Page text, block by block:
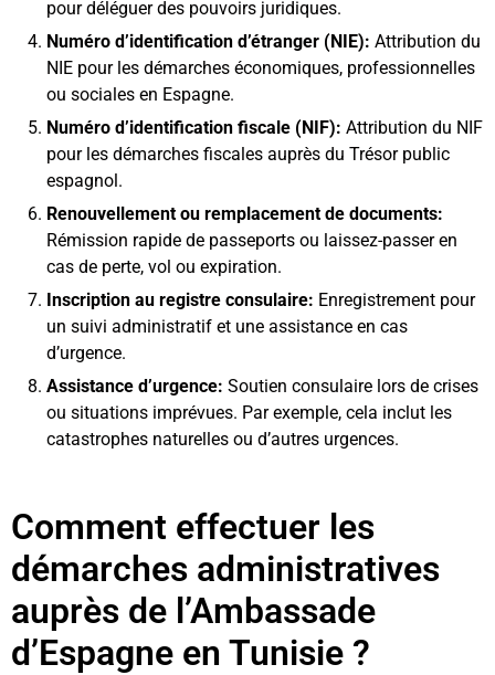
pour déléguer des pouvoirs juridiques.
Numéro d’identification d’étranger (NIE): Attribution du
NIE pour les démarches économiques, professionnelles
ou sociales en Espagne.
Numéro d’identification fiscale (NIF): Attribution du NIF
pour les démarches fiscales auprès du Trésor public
espagnol.
Renouvellement ou remplacement de documents:
Rémission rapide de passeports ou laissez-passer en
cas de perte, vol ou expiration.
Inscription au registre consulaire: Enregistrement pour
un suivi administratif et une assistance en cas
d’urgence.
Assistance d’urgence: Soutien consulaire lors de crises
ou situations imprévues. Par exemple, cela inclut les
catastrophes naturelles ou d’autres urgences.
Comment effectuer les
démarches administratives
auprès de l’Ambassade
d’Espagne en Tunisie ?